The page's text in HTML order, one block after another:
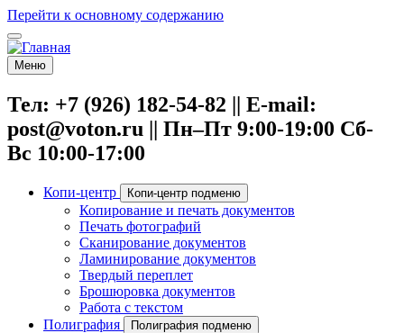
Перейти к основному содержанию
Меню
Тел: +7 (926) 182-54-82 || E-mail:
post@voton.ru || Пн–Пт 9:00-19:00 Сб-
Вс 10:00-17:00
Копи-центр Копи-центр подменю
Копирование и печать документов
Печать фотографий
Сканирование документов
Ламинирование документов
Твердый переплет
Брошюровка документов
Работа с текстом
Полиграфия
Полиграфия подменю